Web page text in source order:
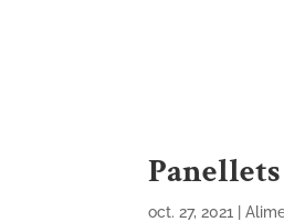
oct. 27, 2021 |